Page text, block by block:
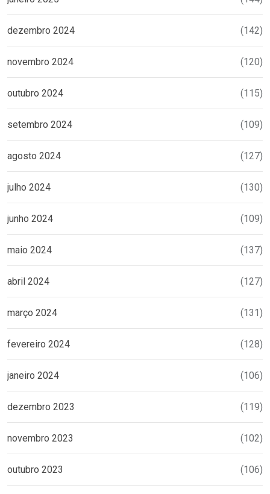
dezembro 2024 (142)
novembro 2024 (120)
outubro 2024 (115)
setembro 2024 (109)
agosto 2024 (127)
julho 2024 (130)
junho 2024 (109)
maio 2024 (137)
abril 2024 (127)
março 2024 (131)
fevereiro 2024 (128)
janeiro 2024 (106)
dezembro 2023 (119)
novembro 2023 (102)
outubro 2023 (106)